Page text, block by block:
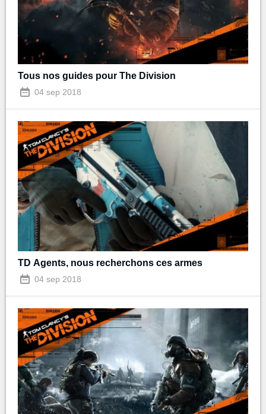
Tous nos guides pour The Division
04 sep 2018
TD Agents, nous recherchons ces armes
04 sep 2018